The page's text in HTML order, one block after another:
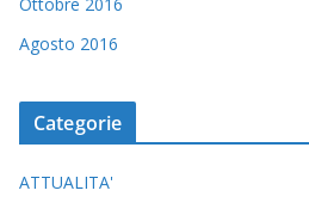
Ottobre 2016
Agosto 2016
Categorie
ATTUALITA'